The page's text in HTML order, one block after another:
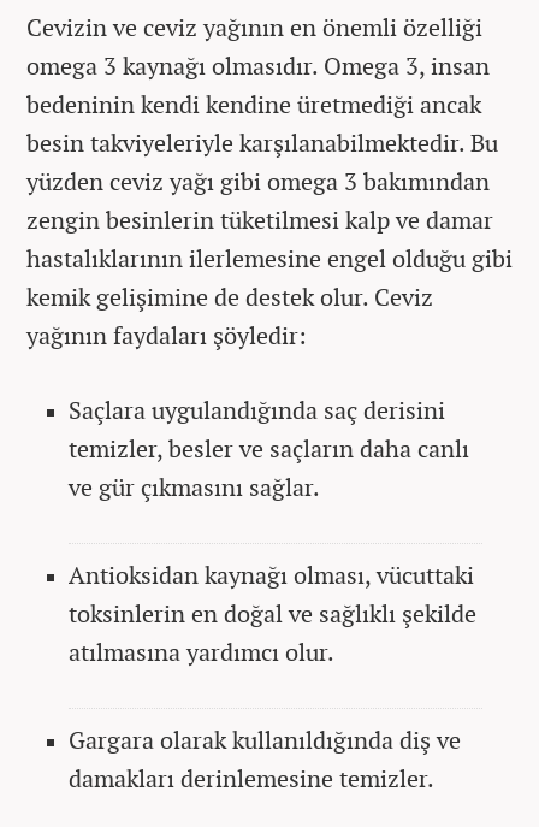
Cevizin ve ceviz yağının en önemli özelliği
omega 3 kaynağı olmasıdır. Omega 3, insan
bedeninin kendi kendine üretmediği ancak
besin takviyeleriyle karşılanabilmektedir. Bu
yüzden ceviz yağı gibi omega 3 bakımından
zengin besinlerin tüketilmesi kalp ve damar
hastalıklarının ilerlemesine engel olduğu gibi
kemik gelişimine de destek olur. Ceviz
yağının faydaları şöyledir:
Saçlara uygulandığında saç derisini
temizler, besler ve saçların daha canlı
ve gür çıkmasını sağlar.
Antioksidan kaynağı olması, vücuttaki
toksinlerin en doğal ve sağlıklı şekilde
atılmasına yardımcı olur.
Gargara olarak kullanıldığında diş ve
damakları derinlemesine temizler.